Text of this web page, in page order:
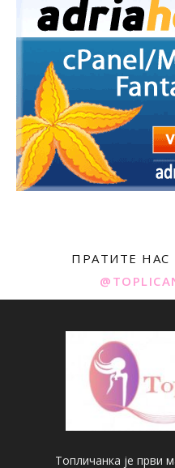
ПРАТИТЕ НАС
Топличанка је први